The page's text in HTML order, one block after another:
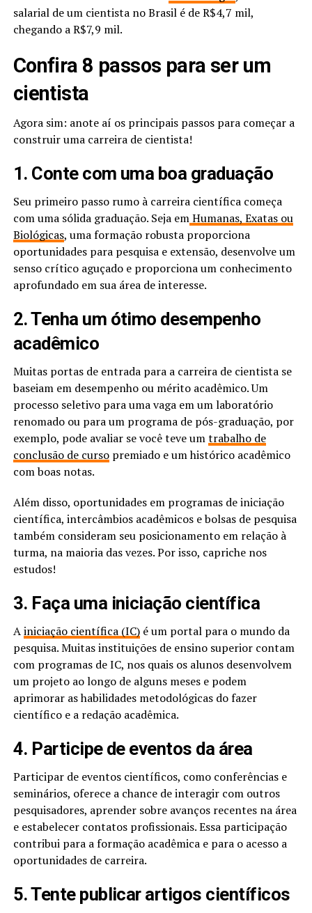
salarial de um cientista no Brasil é de R$4,7 mil,
chegando a R$7,9 mil.
Confira 8 passos para ser um
cientista
Agora sim: anote aí os principais passos para começar a
construir uma carreira de cientista!
1. Conte com uma boa graduação
Seu primeiro passo rumo à carreira científica começa
com uma sólida graduação. Seja emHumanas, Exatas ou
Biológicas, uma formação robusta proporciona
oportunidades para pesquisa e extensão, desenvolve um
senso crítico aguçado e proporciona um conhecimento
aprofundado em sua área de interesse.
2. Tenha um ótimo desempenho
acadêmico
Muitas portas de entrada para a carreira de cientista se
baseiam em desempenho ou mérito acadêmico. Um
processo seletivo para uma vaga em um laboratório
renomado ou para um programa de pós-graduação, por
exemplo, pode avaliar se você teve umtrabalho de
conclusão de cursopremiado e um histórico acadêmico
com boas notas.
Além disso, oportunidades em programas de iniciação
científica, intercâmbios acadêmicos e bolsas de pesquisa
também consideram seu posicionamento em relação à
turma, na maioria das vezes. Por isso, capriche nos
estudos!
3. Faça uma iniciação científica
Ainiciação científica (IC)é um portal para o mundo da
pesquisa. Muitas instituições de ensino superior contam
com programas de IC, nos quais os alunos desenvolvem
um projeto ao longo de alguns meses e podem
aprimorar as habilidades metodológicas do fazer
científico e a redação acadêmica.
4. Participe de eventos da área
Participar de eventos científicos, como conferências e
seminários, oferece a chance de interagir com outros
pesquisadores, aprender sobre avanços recentes na área
e estabelecer contatos profissionais. Essa participação
contribui para a formação acadêmica e para o acesso a
oportunidades de carreira.
5. Tente publicar artigos científicos